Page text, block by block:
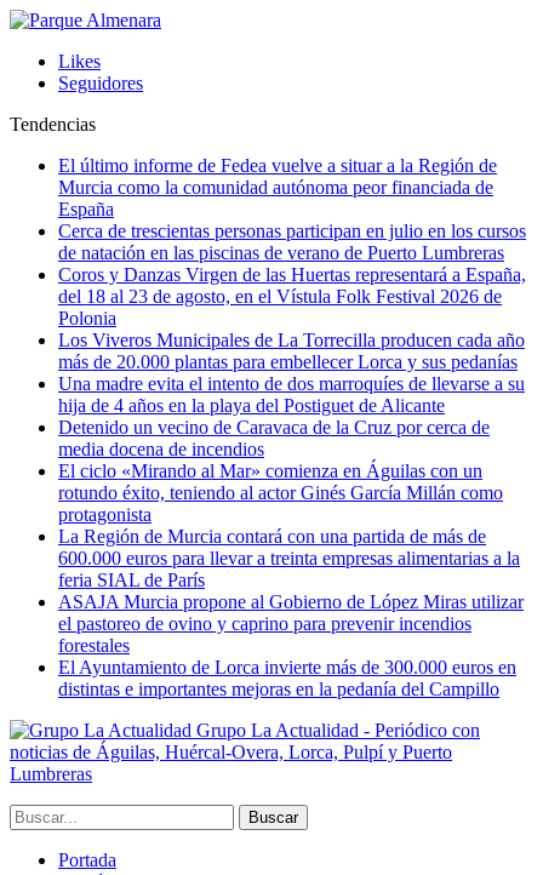
Likes
Seguidores
Tendencias
El último informe de Fedea vuelve a situar a la Región de
Murcia como la comunidad autónoma peor financiada de
España
Cerca de trescientas personas participan en julio en los cursos
de natación en las piscinas de verano de Puerto Lumbreras
Coros y Danzas Virgen de las Huertas representará a España,
del 18 al 23 de agosto, en el Vístula Folk Festival 2026 de
Polonia
Los Viveros Municipales de La Torrecilla producen cada año
más de 20.000 plantas para embellecer Lorca y sus pedanías
Una madre evita el intento de dos marroquíes de llevarse a su
hija de 4 años en la playa del Postiguet de Alicante
Detenido un vecino de Caravaca de la Cruz por cerca de
media docena de incendios
El ciclo «Mirando al Mar» comienza en Águilas con un
rotundo éxito, teniendo al actor Ginés García Millán como
protagonista
La Región de Murcia contará con una partida de más de
600.000 euros para llevar a treinta empresas alimentarias a la
feria SIAL de París
ASAJA Murcia propone al Gobierno de López Miras utilizar
el pastoreo de ovino y caprino para prevenir incendios
forestales
El Ayuntamiento de Lorca invierte más de 300.000 euros en
distintas e importantes mejoras en la pedanía del Campillo
Grupo La Actualidad - Periódico con
noticias de Águilas, Huércal-Overa, Lorca, Pulpí y Puerto
Lumbreras
Portada